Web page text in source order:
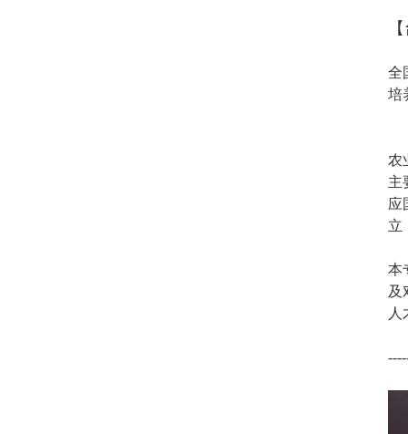
全
培
农
主
应
立
本
及